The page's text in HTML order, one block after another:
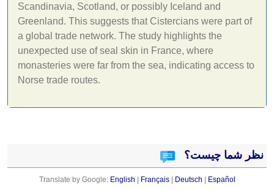
Scandinavia, Scotland, or possibly Iceland and
Greenland. This suggests that Cistercians were part of
a global trade network. The study highlights the
unexpected use of seal skin in France, where
monasteries were far from the sea, indicating access to
Norse trade routes.
نظر شما چیست؟
Translate by Google: English Français| Deutsch Español